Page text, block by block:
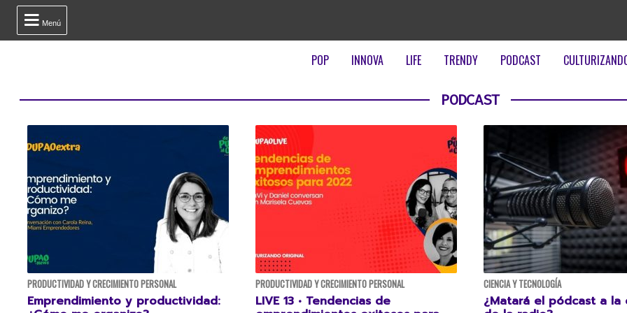
 Menú
POP INNOVA LIFE TRENDY PODCAST
PODCAST
PRODUCTIVIDAD Y CRECIMIENTO PERSONAL
Emprendimiento y productividad:
PRODUCTIVIDAD Y CRECIMIENTO PERSONAL
LIVE 13 • Tendencias de
CIENCIA Y TECNOLOGÍA
¿Matará el pódcast a la